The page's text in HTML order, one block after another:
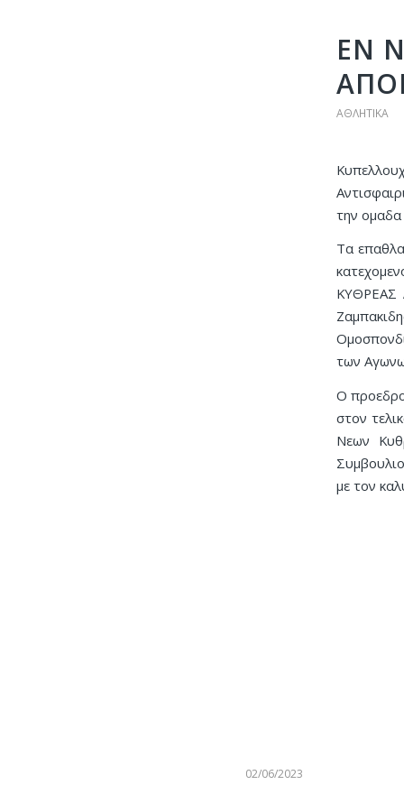
ΕΝ
ΑΘΛΗΤΙΚΆ
την
Τα
ΚΥΘΡΕΑΣ
των
Ο
στον
Νεων
με τον
02/06/2023